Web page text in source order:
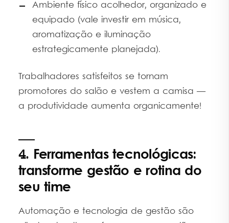
Ambiente físico acolhedor, organizado e
equipado (vale investir em música,
aromatização e iluminação
estrategicamente planejada).
Trabalhadores satisfeitos se tornam
promotores do salão e vestem a camisa —
a produtividade aumenta organicamente!
4. Ferramentas tecnológicas:
transforme gestão e rotina do
seu time
Automação e tecnologia de gestão são